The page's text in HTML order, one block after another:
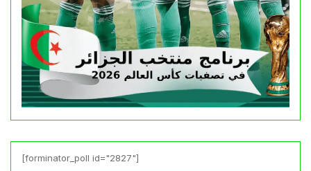
[forminator_poll id="2827"]